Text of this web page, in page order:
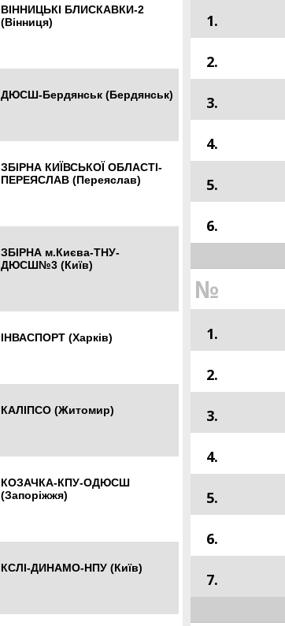
ВІННИЦЬКІ БЛИСКАВКИ-2
(Вінниця)
ДЮСШ-Бердянськ (Бердянськ)
ЗБІРНА КИЇВСЬКОЇ ОБЛАСТІ-
ПЕРЕЯСЛАВ (Переяслав)
ЗБІРНА м.Києва-ТНУ-
ДЮСШ№3 (Київ)
ІНВАСПОРТ (Харків)
КАЛІПСО (Житомир)
КОЗАЧКА-КПУ-ОДЮСШ
(Запоріжжя)
КСЛІ-ДИНАМО-НПУ (Київ)
1.
2.
3.
4.
5.
6.
№
1.
2.
3.
4.
5.
6.
7.